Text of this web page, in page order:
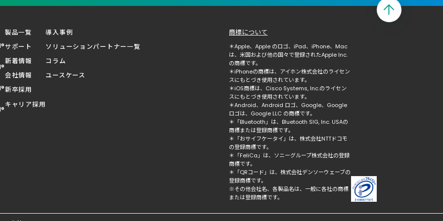
製品一覧
サポート
新着情報
会社情報
新卒採用
キャリア採用
導入事例
ソリューションパートナー一覧
コラム
ユースケース
商標について
＊Apple、Apple のロゴ、iPad、iPhone、Mac
は、米国および他の国々で登録されたApple Inc.
の商標です。
＊iPhoneの商標は、アイホン株式会社のライセン
スにもとづき使用されています。
＊iOS商標は、Cisco Systems, Inc.のライセン
スにもとづき使用されています。
＊Android、Android ロゴ、Google、Google
ロゴは、Google LLC の商標です。
＊「Bluetooth」は、Bluetooth SIG, Inc. USAの
商標または登録商標です。
＊「おサイフケータイ」は、株式会社NTTドコモ
の登録商標です。
＊「FeliCa」は、ソニーグループ株式会社の登録
商標です。
＊「QRコード」は、株式会社デンソーウェーブの
登録商標です。
※その他会社名、各製品名は、一般に各社の商標
または登録商標です。